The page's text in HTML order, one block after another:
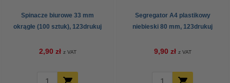
Spinacze biurowe 33 mm
okrągłe (100 sztuk), 123drukuj
2,90 zł z VAT
Segregator A4 plastikowy
niebieski 80 mm, 123drukuj
9,90 zł z VAT